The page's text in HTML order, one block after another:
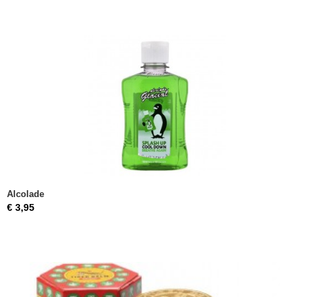
Alcolade
€ 3,95